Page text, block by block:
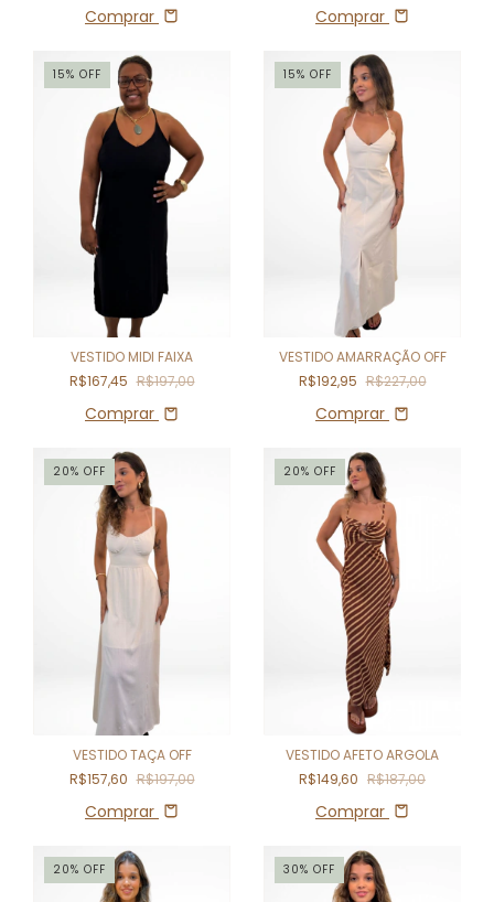
Comprar Comprar
15% OFF
VESTIDO MIDI FAIXA
R$167,45 R$197,00
Comprar
15% OFF
VESTIDO AMARRAÇÃO OFF
R$192,95 R$227,00
Comprar
20% OFF
VESTIDO TAÇA OFF
R$157,60 R$197,00
Comprar
20% OFF
VESTIDO AFETO ARGOLA
R$149,60 R$187,00
Comprar
20% OFF 30% OFF